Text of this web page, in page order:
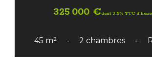
325 000 €dont 3.5% TTC
45 m² 2 chambres